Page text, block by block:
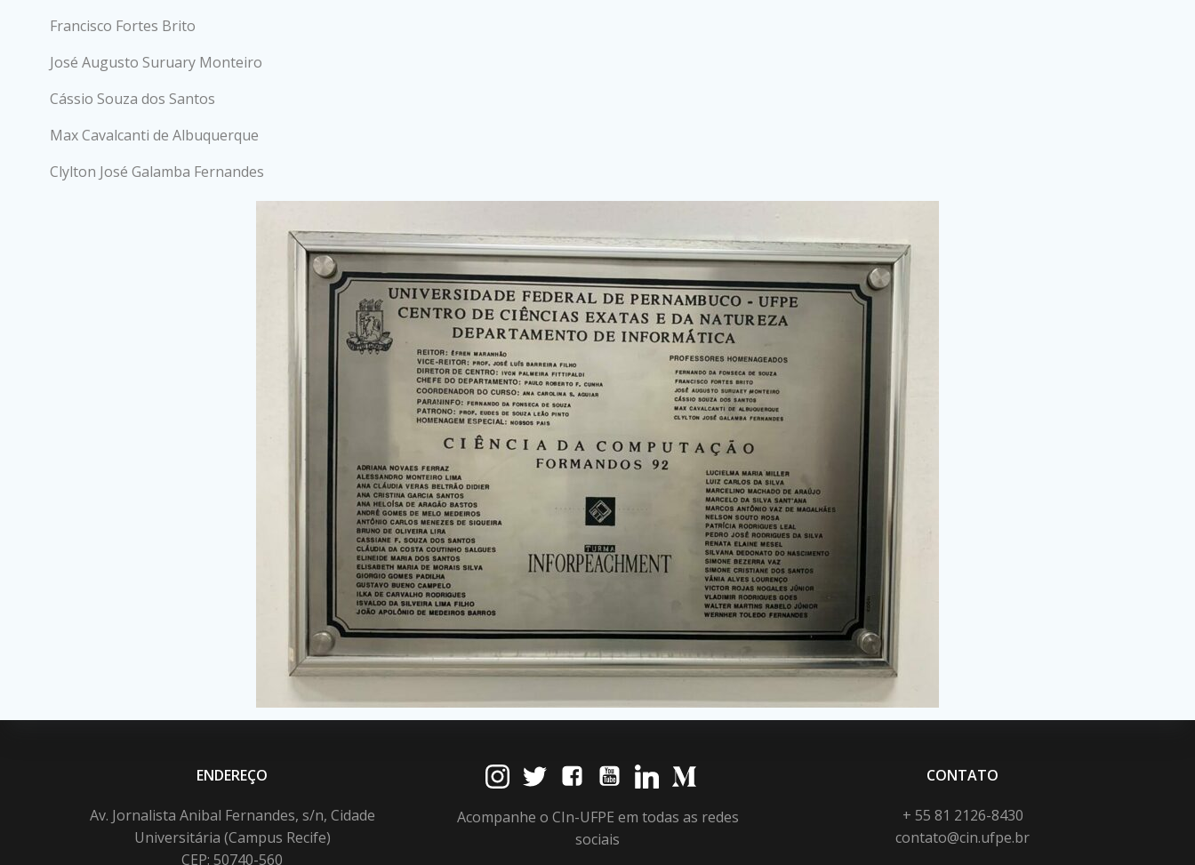
Francisco Fortes Brito
José Augusto Suruary Monteiro
Cássio Souza dos Santos
Max Cavalcanti de Albuquerque
Clylton José Galamba Fernandes
ENDEREÇO
Av. Jornalista Anibal Fernandes, s/n, Cidade
Universitária (Campus Recife)
CEP: 50740-560
Acompanhe o CIn-UFPE em todas as redes
sociais
CONTATO
+ 55 81 2126-8430
contato@cin.ufpe.br